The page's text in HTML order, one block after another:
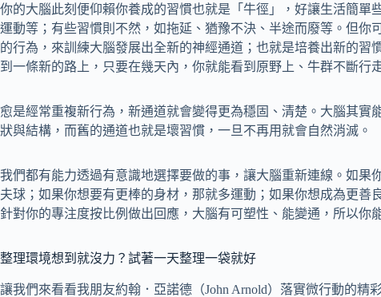
你的大腦此刻便仰賴你養成的習慣也就是「牛徑」，好讓生活簡單
運動等；有些習慣則不然，如拖延、猶豫不決、半途而廢等。但你
的行為，來訓練大腦發展出全新的神經通道；也就是培養出新的習
到一條新的路上，只要在幾天內，你就能看到原野上、牛群不斷行
愈是經常重複新行為，新通道就會變得更為穩固、清楚。大腦其實
狀與結構，而舊的通道也就是壞習慣，一旦不再用就會自然消滅。
我們都有能力透過有意識地選擇要做的事，讓大腦重新連線。如果
夫球；如果你想要有更棒的身材，那就多運動；如果你想成為更善
針對你的專注度按比例做出回應，大腦有可塑性、能變通，所以你
整理環境想到就沒力？試著一天整理一袋就好
讓我們來看看我朋友約翰．亞諾德（John Arnold）落實微行動的精